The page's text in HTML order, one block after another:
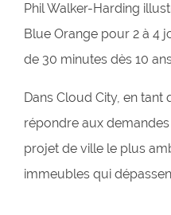
Phil Walker-Harding
Blue Orange pour 2 à 4
de 30 minutes dès 10
Dans Cloud City, en tant
répondre aux
projet de ville le plus
immeubles qui